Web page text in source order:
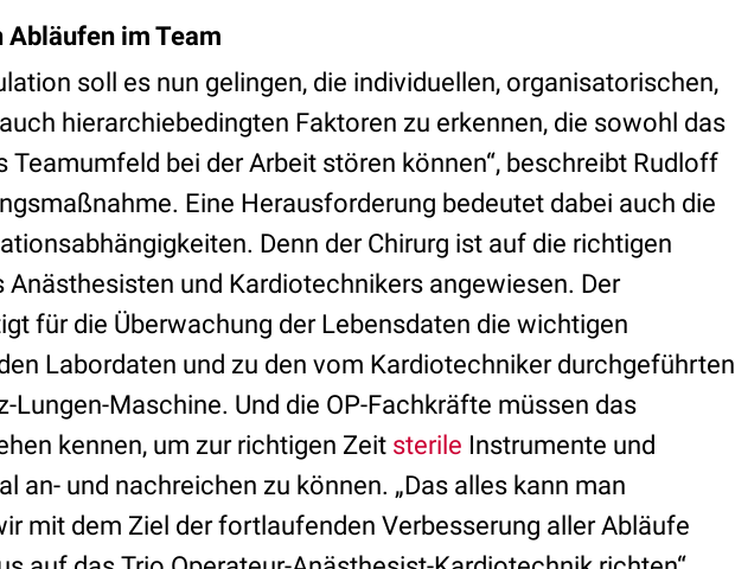
Abläufen im Team
soll es nun gelingen, die individuellen, organisatorischen,
hierarchiebedingten Faktoren zu erkennen, die sowohl das
Teamumfeld bei der Arbeit stören können“, beschreibt Rudloff
Eine Herausforderung bedeutet dabei auch die
Denn der Chirurg ist auf die richtigen
und Kardiotechnikers angewiesen. Der
für die Überwachung der Lebensdaten die wichtigen
Labordaten und zu den vom Kardiotechniker durchgeführten
Lungen-Maschine. Und die OP-Fachkräfte müssen das
kennen, um zur richtigen Zeit sterile Instrumente und
an- und nachreichen zu können. „Das alles kann man
mit dem Ziel der fortlaufenden Verbesserung aller Abläufe